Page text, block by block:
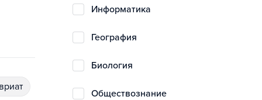
информатика
география
биология
обществознание